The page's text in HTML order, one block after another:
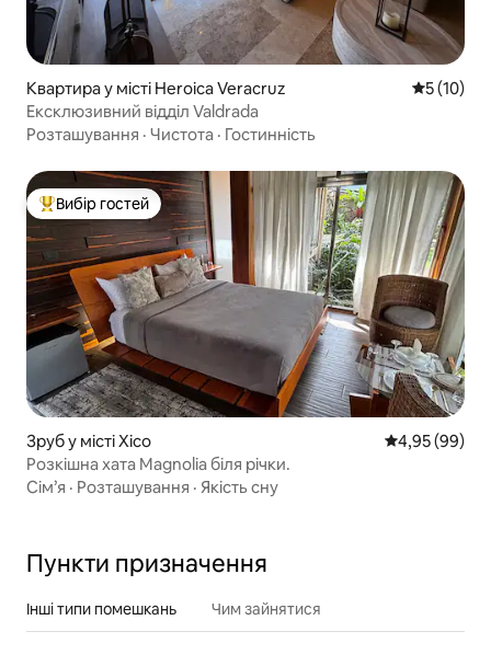
Квартира у місті Heroica Veracruz Середня
5 (10)
Ексклюзивний відділ Valdrada
Розташування · Чистота · Гостинність
Топ вибір гостей
Вибір гостей
Зруб у місті Xico Середня
4,95 (99)
Розкішна хата Magnolia біля річки.
Сім’я · Розташування · Якість сну
Пункти призначення
Інші типи помешкань Чим зайнятися